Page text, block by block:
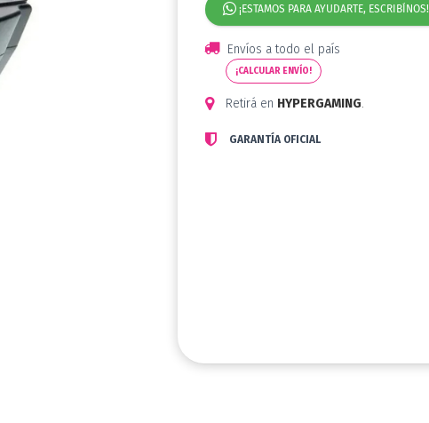
¡ESTAMOS PARA AYUDARTE, ESCRIBÍNOS!
Envíos a todo el país
¡CALCULAR ENVÍO!
Retirá en HYPERGAMING.
GARANTÍA OFICIAL